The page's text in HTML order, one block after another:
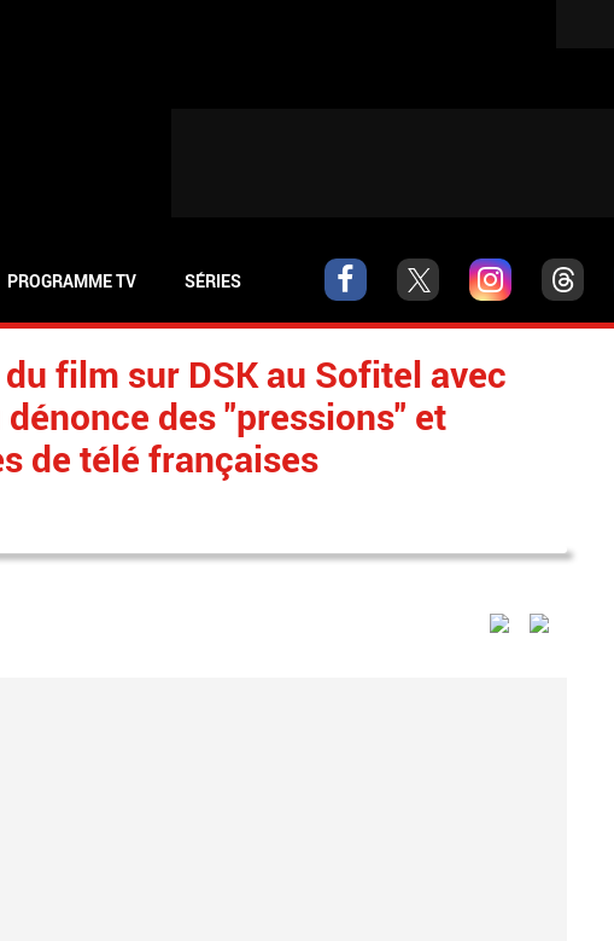
PROGRAMME TV SÉRIES
film sur DSK au Sofitel avec
des "pressions" et
de télé françaises